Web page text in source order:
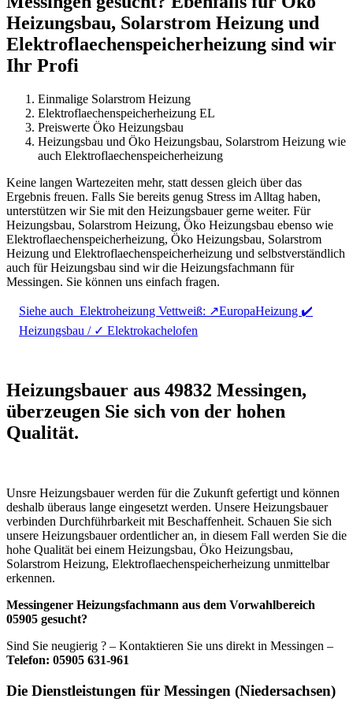
Heizungsbau, Solarstrom Heizung und
Elektroflaechenspeicherheizung sind wir
Ihr Profi
Einmalige Solarstrom Heizung
Elektroflaechenspeicherheizung EL
Preiswerte Öko Heizungsbau
Heizungsbau und Öko Heizungsbau, Solarstrom Heizung wie
auch Elektroflaechenspeicherheizung
Keine langen Wartezeiten mehr, statt dessen gleich über das
Ergebnis freuen. Falls Sie bereits genug Stress im Alltag haben,
unterstützen wir Sie mit den Heizungsbauer gerne weiter. Für
Heizungsbau, Solarstrom Heizung, Öko Heizungsbau ebenso wie
Elektroflaechenspeicherheizung, Öko Heizungsbau, Solarstrom
Heizung und Elektroflaechenspeicherheizung und selbstverständlich
auch für Heizungsbau sind wir die Heizungsfachmann für
Messingen. Sie können uns einfach fragen.
Siehe auch Elektroheizung Vettweiß: ↗️EuropaHeizung ✔️
Heizungsbau / ✓ Elektrokachelofen
Heizungsbauer aus 49832 Messingen,
überzeugen Sie sich von der hohen
Qualität.
Unsre Heizungsbauer werden für die Zukunft gefertigt und können
deshalb überaus lange eingesetzt werden. Unsere Heizungsbauer
verbinden Durchführbarkeit mit Beschaffenheit. Schauen Sie sich
unsere Heizungsbauer ordentlicher an, in diesem Fall werden Sie die
hohe Qualität bei einem Heizungsbau, Öko Heizungsbau,
Solarstrom Heizung, Elektroflaechenspeicherheizung unmittelbar
erkennen.
Messingener Heizungsfachmann aus dem Vorwahlbereich
05905 gesucht?
Sind Sie neugierig ? – Kontaktieren Sie uns direkt in Messingen –
Telefon: 05905 631-961
Die Dienstleistungen für Messingen (Niedersachsen)